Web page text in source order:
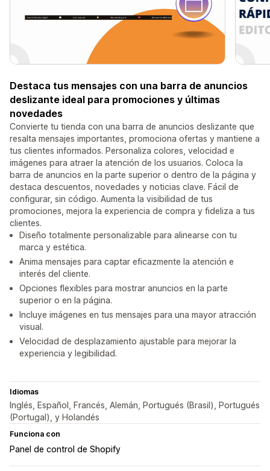
Destaca tus mensajes con una barra de anuncios
deslizante ideal para promociones y últimas
novedades
Convierte tu tienda con una barra de anuncios deslizante que
resalta mensajes importantes, promociona ofertas y mantiene a
tus clientes informados. Personaliza colores, velocidad e
imágenes para atraer la atención de los usuarios. Coloca la
barra de anuncios en la parte superior o dentro de la página y
destaca descuentos, novedades y noticias clave. Fácil de
configurar, sin código. Aumenta la visibilidad de tus
promociones, mejora la experiencia de compra y fideliza a tus
clientes.
Diseño totalmente personalizable para alinearse con tu
marca y estética.
Anima mensajes para captar eficazmente la atención e
interés del cliente.
Opciones flexibles para mostrar anuncios en la parte
superior o en la página.
Incluye imágenes en tus mensajes para una mayor atracción
visual.
Velocidad de desplazamiento ajustable para mejorar la
experiencia y legibilidad.
Idiomas
Inglés, Español, Francés, Alemán, Portugués (Brasil), Portugués
(Portugal), y Holandés
Funciona con
Panel de control de Shopify